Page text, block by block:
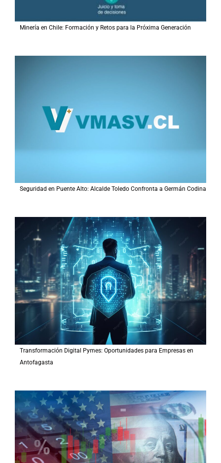
Minería en Chile: Formación y Retos para la Próxima Generación
Seguridad en Puente Alto: Alcalde Toledo Confronta a Germán Codina
Transformación Digital Pymes: Oportunidades para Empresas en
Antofagasta